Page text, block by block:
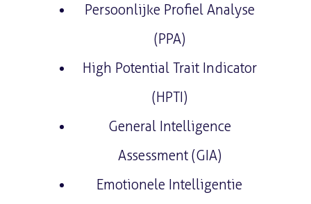
Persoonlijke Profiel Analyse
(PPA)
High Potential Trait Indicator
(HPTI)
General Intelligence
Assessment (GIA)
Emotionele Intelligentie